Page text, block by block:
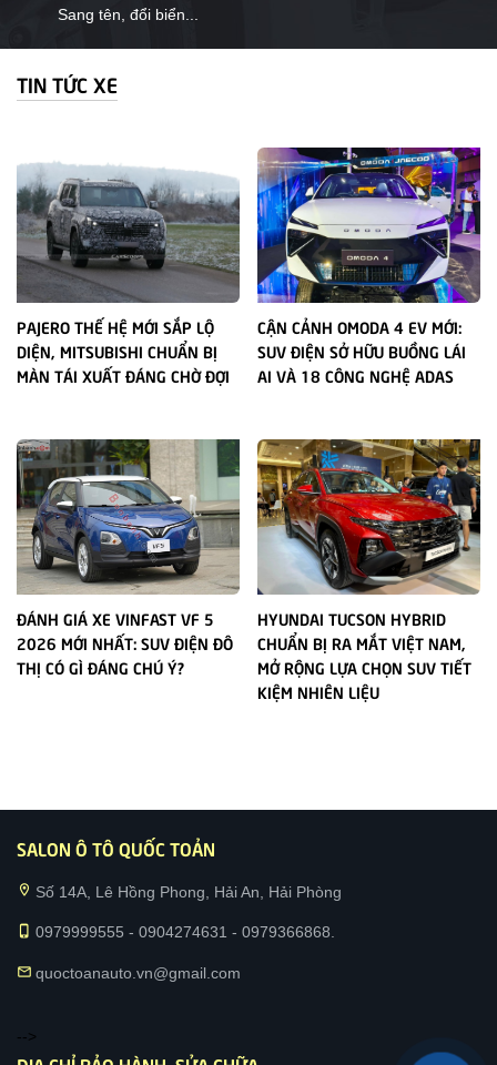
Sang tên, đổi biển...
TIN TỨC XE
PAJERO THẾ HỆ MỚI SẮP LỘ
DIỆN, MITSUBISHI CHUẨN BỊ
MÀN TÁI XUẤT ĐÁNG CHỜ ĐỢI
CẬN CẢNH OMODA 4 EV MỚI:
SUV ĐIỆN SỞ HỮU BUỒNG LÁI
AI VÀ 18 CÔNG NGHỆ ADAS
ĐÁNH GIÁ XE VINFAST VF 5
2026 MỚI NHẤT: SUV ĐIỆN ĐÔ
THỊ CÓ GÌ ĐÁNG CHÚ Ý?
HYUNDAI TUCSON HYBRID
CHUẨN BỊ RA MẮT VIỆT NAM,
MỞ RỘNG LỰA CHỌN SUV TIẾT
KIỆM NHIÊN LIỆU
SALON Ô TÔ QUỐC TOẢN
location_on Số 14A, Lê Hồng Phong, Hải An, Hải Phòng
phone_iphone 0979999555 - 0904274631 - 0979366868.
mail quoctoanauto.vn@gmail.com
-->